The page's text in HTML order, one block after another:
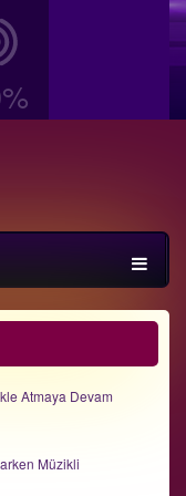
Atmaya Devam
Müzikli